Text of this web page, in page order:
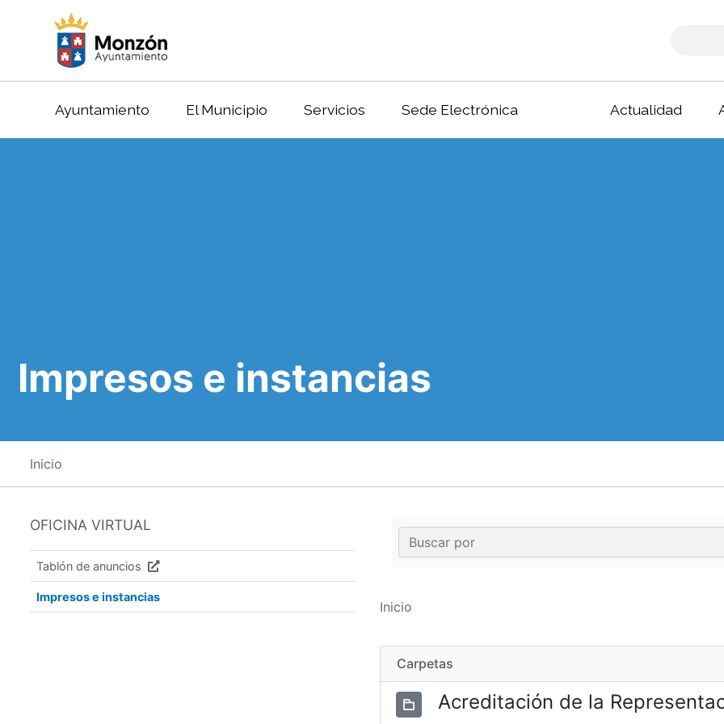
Ayuntamiento El Municipio Servicios Sede Electrónica Actualidad
Impresos e instancias
Inicio
OFICINA VIRTUAL
Tablón de anuncios
Impresos e instancias
Inicio
Carpetas
Acreditación de la